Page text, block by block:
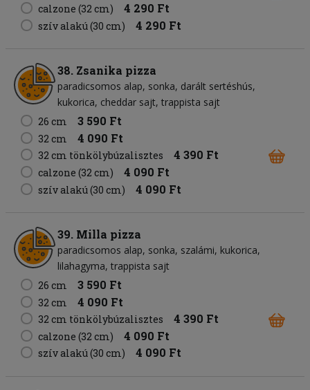
calzone (32 cm) 4 290 Ft
szív alakú (30 cm) 4 290 Ft
38. Zsanika pizza
paradicsomos alap sonka darált sertéshús
kukorica cheddar sajt trappista sajt
26 cm
3 590 Ft
32 cm 4 090 Ft
32 cm tönkölybúzalisztes 4 390 Ft
calzone (32 cm) 4 090 Ft
szív alakú (30 cm) 4 090 Ft
39. Milla pizza
paradicsomos alap sonka szalámi kukorica
lilahagyma trappista sajt
26 cm
3 590 Ft
32 cm 4 090 Ft
32 cm tönkölybúzalisztes 4 390 Ft
calzone (32 cm) 4 090 Ft
szív alakú (30 cm) 4 090 Ft